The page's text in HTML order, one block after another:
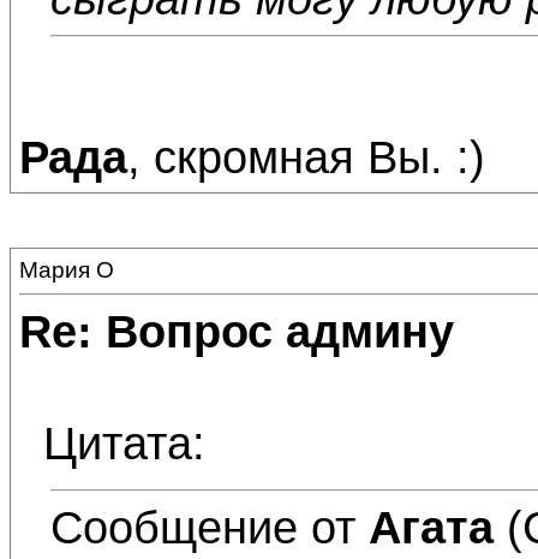
Рада, скромная Вы. :)
Мария О
Re: Вопрос админу
Цитата:
Сообщение от Агата